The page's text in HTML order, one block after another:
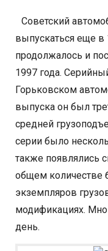
Советский
выпускаться еще в
продолжалось и
1997 года.
Горьковском
выпуска он был
средней
серии было
также появлялись
общем количестве
экземпляров
модификациях.
день.